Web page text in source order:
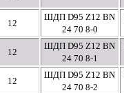
12
ШДП D95 Z12 BN
24 70 8-0
12
ШДП D95 Z12 BN
24 70 8-1
12
ШДП D95 Z12 BN
24 70 8-2